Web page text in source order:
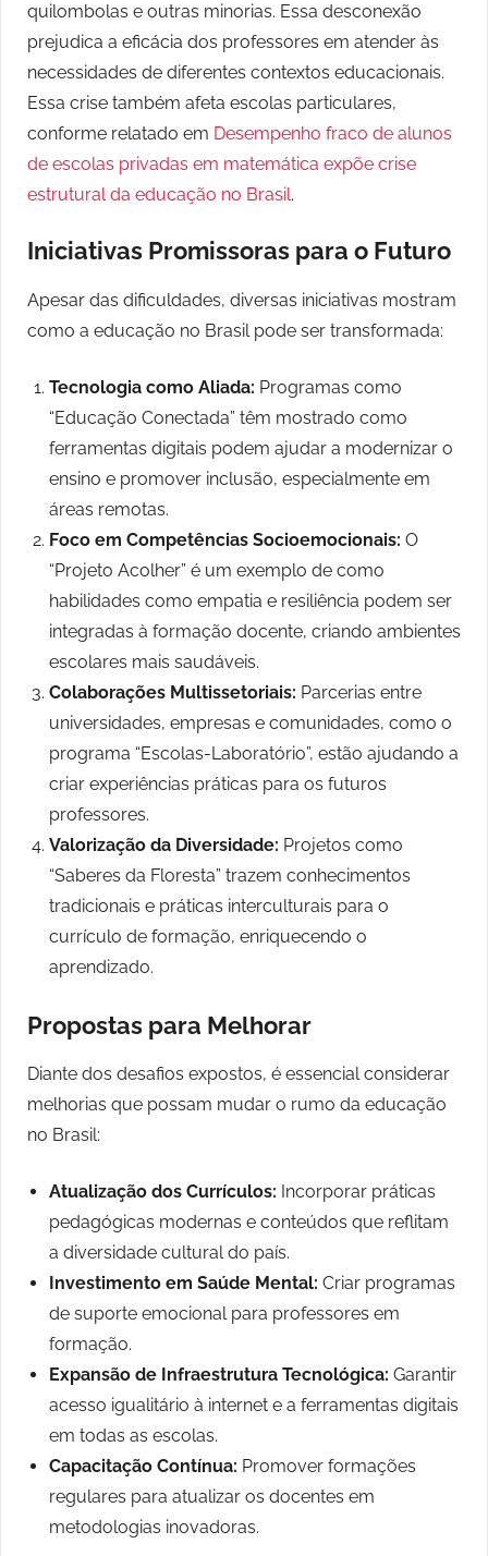
quilombolas e outras minorias. Essa desconexão
prejudica a eficácia dos professores em atender às
necessidades de diferentes contextos educacionais.
Essa crise também afeta escolas particulares,
conforme relatado em Desempenho fraco de alunos
de escolas privadas em matemática expõe crise
estrutural da educação no Brasil.
Iniciativas Promissoras para o Futuro
Apesar das dificuldades, diversas iniciativas mostram
como a educação no Brasil pode ser transformada:
Tecnologia como Aliada: Programas como
“Educação Conectada” têm mostrado como
ferramentas digitais podem ajudar a modernizar o
ensino e promover inclusão, especialmente em
áreas remotas.
Foco em Competências Socioemocionais: O
“Projeto Acolher” é um exemplo de como
habilidades como empatia e resiliência podem ser
integradas à formação docente, criando ambientes
escolares mais saudáveis.
Colaborações Multissetoriais: Parcerias entre
universidades, empresas e comunidades, como o
programa “Escolas-Laboratório”, estão ajudando a
criar experiências práticas para os futuros
professores.
Valorização da Diversidade: Projetos como
“Saberes da Floresta” trazem conhecimentos
tradicionais e práticas interculturais para o
currículo de formação, enriquecendo o
aprendizado.
Propostas para Melhorar
Diante dos desafios expostos, é essencial considerar
melhorias que possam mudar o rumo da educação
no Brasil:
Atualização dos Currículos: Incorporar práticas
pedagógicas modernas e conteúdos que reflitam
a diversidade cultural do país.
Investimento em Saúde Mental: Criar programas
de suporte emocional para professores em
formação.
Expansão de Infraestrutura Tecnológica: Garantir
acesso igualitário à internet e a ferramentas digitais
em todas as escolas.
Capacitação Contínua: Promover formações
regulares para atualizar os docentes em
metodologias inovadoras.